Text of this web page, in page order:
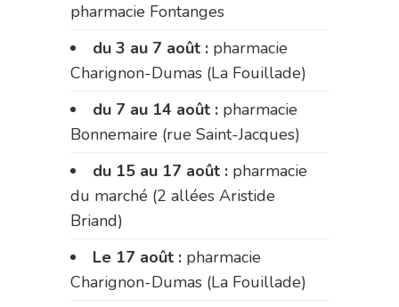
pharmacie Fontanges
du 3 au 7 août : pharmacie
Charignon-Dumas (La Fouillade)
du 7 au 14 août : pharmacie
Bonnemaire (rue Saint-Jacques)
du 15 au 17 août : pharmacie
du marché (2 allées Aristide
Briand)
Le 17 août : pharmacie
Charignon-Dumas (La Fouillade)